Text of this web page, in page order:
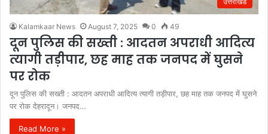
Kalamkaar News August 7, 2025 0 49
दून पुलिस की सख्ती : आदतन अपराधी आदित्य
त्यागी तड़ीपार, छह माह तक जनपद में घुसने
पर रोक
दून पुलिस की सख्ती : आदतन अपराधी आदित्य त्यागी तड़ीपार, छह माह तक जनपद में घुसने
पर रोक देहरादून। जनपद…
Read More »